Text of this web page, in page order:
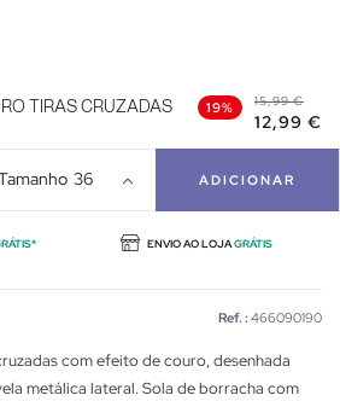
TIRAS CRUZADAS 19% 15,99 €
12,99 €
36 ADICIONAR
ENVIO AO LOJAGRÁTIS
Ref. : 466090190
com efeito de couro, desenhada
metálica lateral. Sola de borracha com